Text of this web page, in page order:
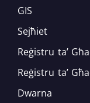
GIS
Sejħiet
Reġistru ta’
Reġistru ta’
Dwarna